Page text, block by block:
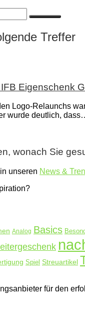
Treffer
Eigenschenk
Logo-Relaunchs
wurde deutlich,
wonach Sie
unseren News &
Analog Basics
Spiel Streuartikel
für den